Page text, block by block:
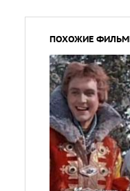
ПОХОЖИЕ